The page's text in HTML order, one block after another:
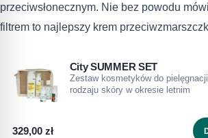
przeciwsłonecznym. Nie bez powodu
filtrem to najlepszy krem
City SUMMER SET
Zestaw kosmetyków do
rodzaju skóry w okresie letnim
329,00zł